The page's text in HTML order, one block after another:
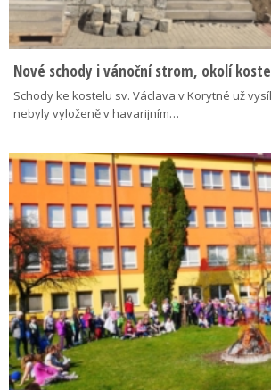
Nové schody i vánoční strom, okolí
Schody ke kostelu sv. Václava v Korytné už
nebyly vyloženě v havarijním…